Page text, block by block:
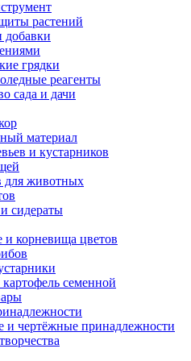
растений
добавки
грядки
реагенты
сада и дачи
материал
и кустарников
для животных
сидераты
корневища цветов
семенной
и чертёжные принадлежности